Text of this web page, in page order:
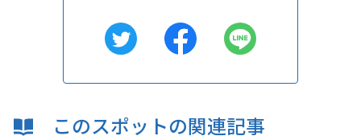
このスポットの関連記事